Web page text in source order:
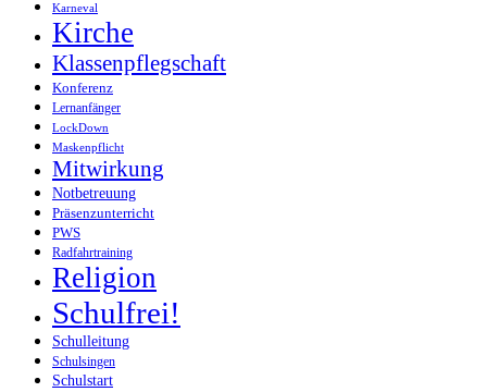
Karneval
Kirche
Klassenpflegschaft
Konferenz
Lernanfänger
LockDown
Maskenpflicht
Mitwirkung
Notbetreuung
Präsenzunterricht
PWS
Radfahrtraining
Religion
Schulfrei!
Schulleitung
Schulsingen
Schulstart